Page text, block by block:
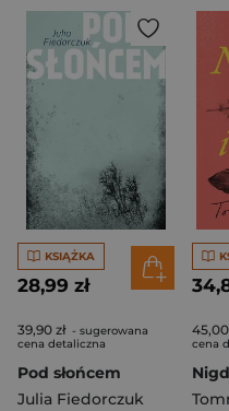
KSIĄŻKA
28,99 zł
39,90 zł - sugerowana
cena detaliczna
Pod słońcem
Julia Fiedorczuk
45,00
cena